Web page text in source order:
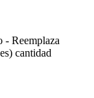
- Reemplaza
cantidad